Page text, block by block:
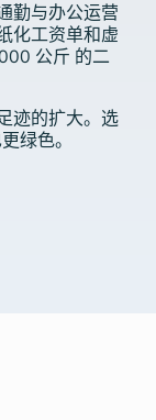
勤与办公运营
化工资单和虚
公斤 的二
迹的扩大。选
绿色。